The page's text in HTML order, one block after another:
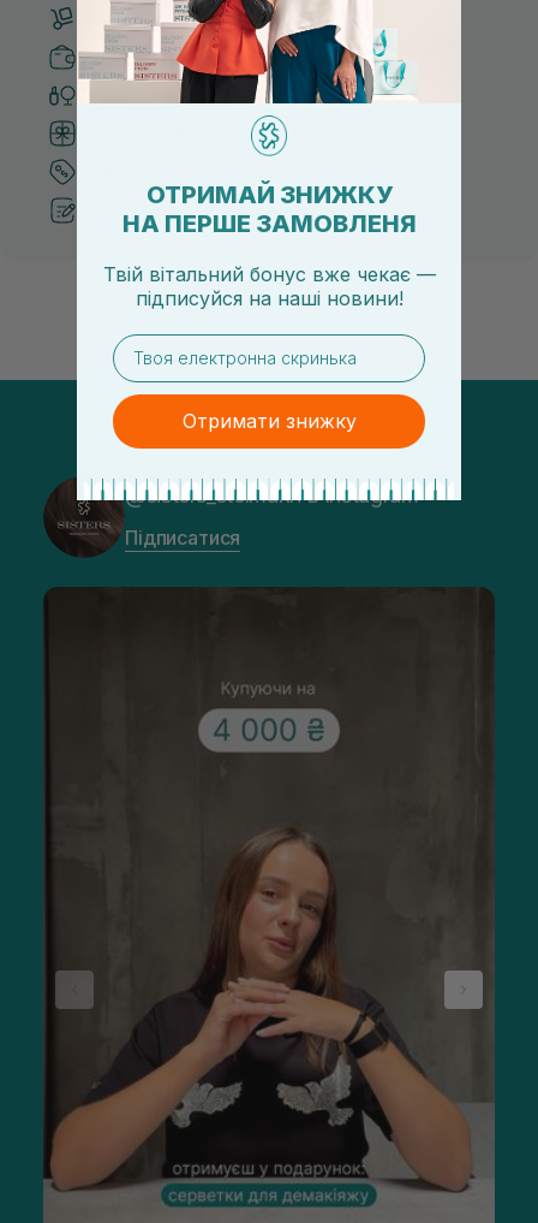
Безкоштовна доставка від 3000 UAH
Безпечні способи оплати
Тільки оригінальна косметика
Система бонусів та лояльності
Рекомендації від косметологів
@sisters_stelmakh в Instagram
Підписатися
ОТРИМАЙ ЗНИЖКУ
НА ПЕРШЕ ЗАМОВЛЕНЯ
Твій вітальний бонус вже чекає —
підписуйся на наші новини!
email
Отримати знижку